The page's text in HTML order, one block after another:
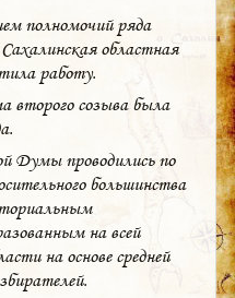
полномочий ряда
областная
работу.
второго созыва была
Думы проводились по
большинства
на всей
на основе средней